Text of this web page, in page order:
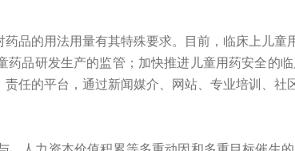
用法用量有其特殊要求。目前，临床上儿童用
研发生产的监管；加快推进儿童用药安全的临
任的平台，通过新闻媒介、网站、专业培训、社